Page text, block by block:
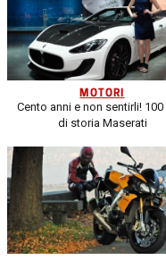
MOTORI
Cento anni e non sentirli! 100
di storia Maserati